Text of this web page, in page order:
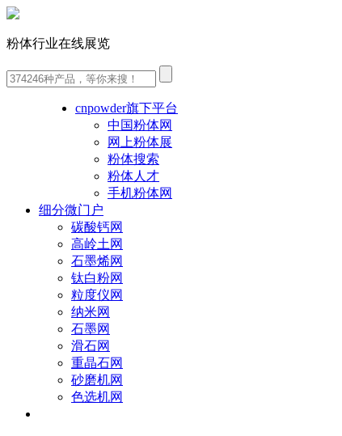
粉体行业在线展览
cnpowder旗下平台
中国粉体网
网上粉体展
粉体搜索
粉体人才
手机粉体网
细分微门户
碳酸钙网
高岭土网
石墨烯网
钛白粉网
粒度仪网
纳米网
石墨网
滑石网
重晶石网
砂磨机网
色选机网